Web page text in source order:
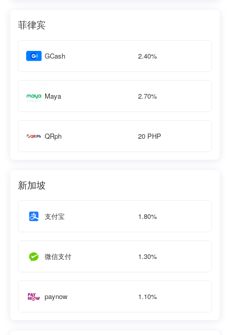
菲律宾
GCash 2.40%
Maya 2.70%
QRph 20 PHP
新加坡
支付宝 1.80%
微信支付 1.30%
paynow 1.10%